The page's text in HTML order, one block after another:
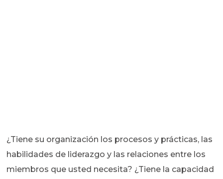
¿Tiene su organización los procesos y prácticas, las
habilidades de liderazgo y las relaciones entre los
miembros que usted necesita? ¿Tiene la capacidad